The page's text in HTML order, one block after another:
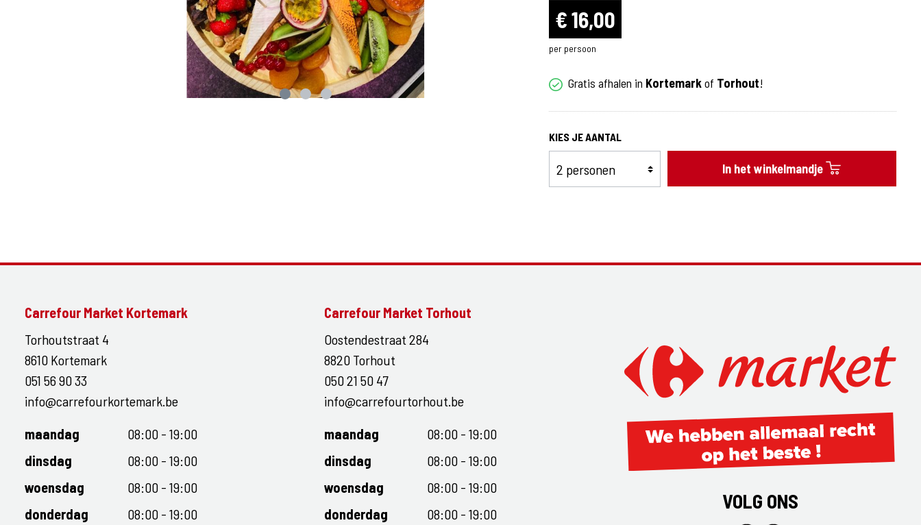
Koude voorgerechten
Hamburgerparty
€ 16,00
per persoon
Gratis afhalen in Kortemarkof Torhout!
KIES JE AANTAL
In het winkelmandje
Carrefour Market Kortemark
Torhoutstraat 4
8610 Kortemark
051 56 90 33
info@carrefourkortemark.be
maandag
08:00 - 19:00
dinsdag
08:00 - 19:00
woensdag
08:00 - 19:00
donderdag
08:00 - 19:00
Carrefour Market Torhout
Oostendestraat 284
8820 Torhout
050 21 50 47
info@carrefourtorhout.be
maandag
08:00 - 19:00
dinsdag
08:00 - 19:00
woensdag
08:00 - 19:00
donderdag
08:00 - 19:00
VOLG ONS